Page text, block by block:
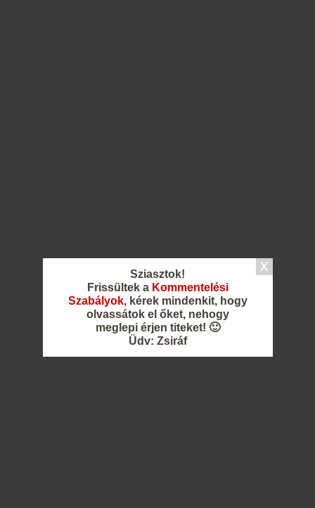
Sziasztok!
Frissültek a Kommentelési
Szabályok, kérek mindenkit, hogy
olvassátok el őket, nehogy
meglepi érjen titeket! 🙂
Üdv: Zsiráf